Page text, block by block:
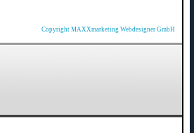
Copyright MAXXmarketing Webdesigner GmbH